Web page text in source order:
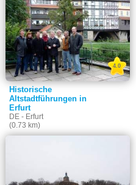
Historische
Altstadtführungen in
Erfurt
DE - Erfurt
(0.73 km)
4.0